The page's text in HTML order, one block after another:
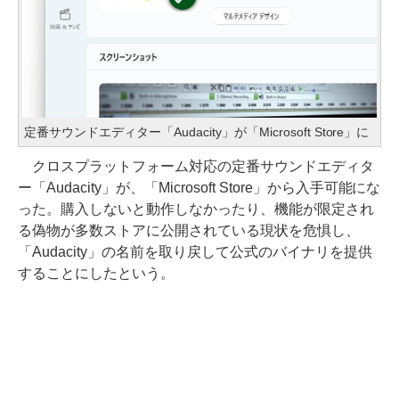
定番サウンドエディター「Audacity」が「Microsoft Store」に
クロスプラットフォーム対応の定番サウンドエディタ
ー「Audacity」が、「Microsoft Store」から入手可能にな
った。購入しないと動作しなかったり、機能が限定され
る偽物が多数ストアに公開されている現状を危惧し、
「Audacity」の名前を取り戻して公式のバイナリを提供
することにしたという。